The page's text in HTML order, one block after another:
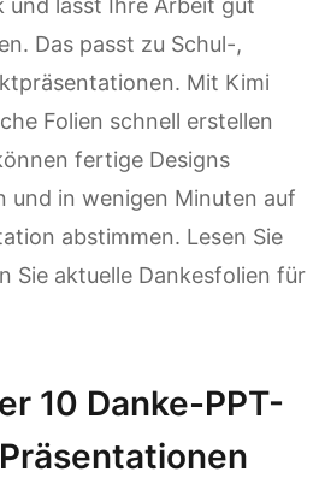
und lässt Ihre Arbeit gut
Das passt zu Schul-,
Mit Kimi
Folien schnell erstellen
fertige Designs
und in wenigen Minuten auf
abstimmen. Lesen Sie
Sie aktuelle Dankesfolien für
10 Danke-PPT-